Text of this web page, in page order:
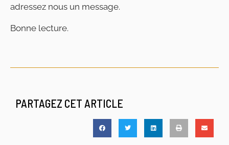
adressez nous un message.
Bonne lecture.
PARTAGEZ CET ARTICLE